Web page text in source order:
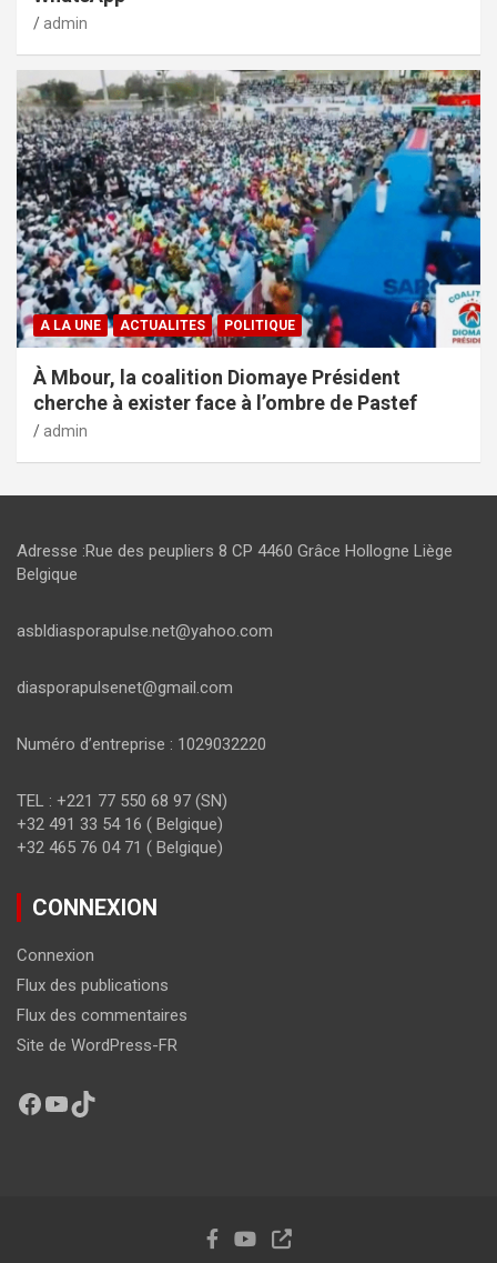
admin
A LA UNE ACTUALITES POLITIQUE
À Mbour, la coalition Diomaye Président
cherche à exister face à l’ombre de Pastef
admin
Adresse :Rue des peupliers 8 CP 4460 Grâce Hollogne Liège
Belgique
asbldiasporapulse.net@yahoo.com
diasporapulsenet@gmail.com
Numéro d’entreprise : 1029032220
TEL : +221 77 550 68 97 (SN)
+32 491 33 54 16 ( Belgique)
+32 465 76 04 71 ( Belgique)
CONNEXION
Connexion
Flux des publications
Flux des commentaires
Site de WordPress-FR